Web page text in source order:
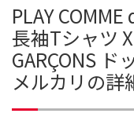
PLAY
長袖Tシャツ
GARÇONS ド
メルカリの詳